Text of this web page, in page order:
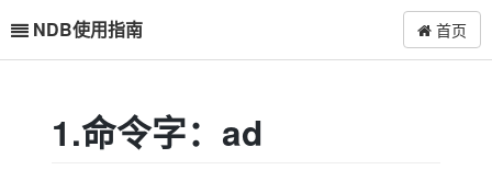
NDB使用指南 首页
1.命令字：ad